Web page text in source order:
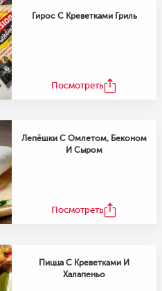
Гирос С Креветками Гриль
Посмотреть
Лепёшки С Омлетом, Беконом
И Сыром
Посмотреть
Пицца С Креветками И
Халапеньо